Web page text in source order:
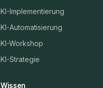
KI-Implementierung
KI-Automatisierung
KI-Workshop
KI-Strategie
Wissen